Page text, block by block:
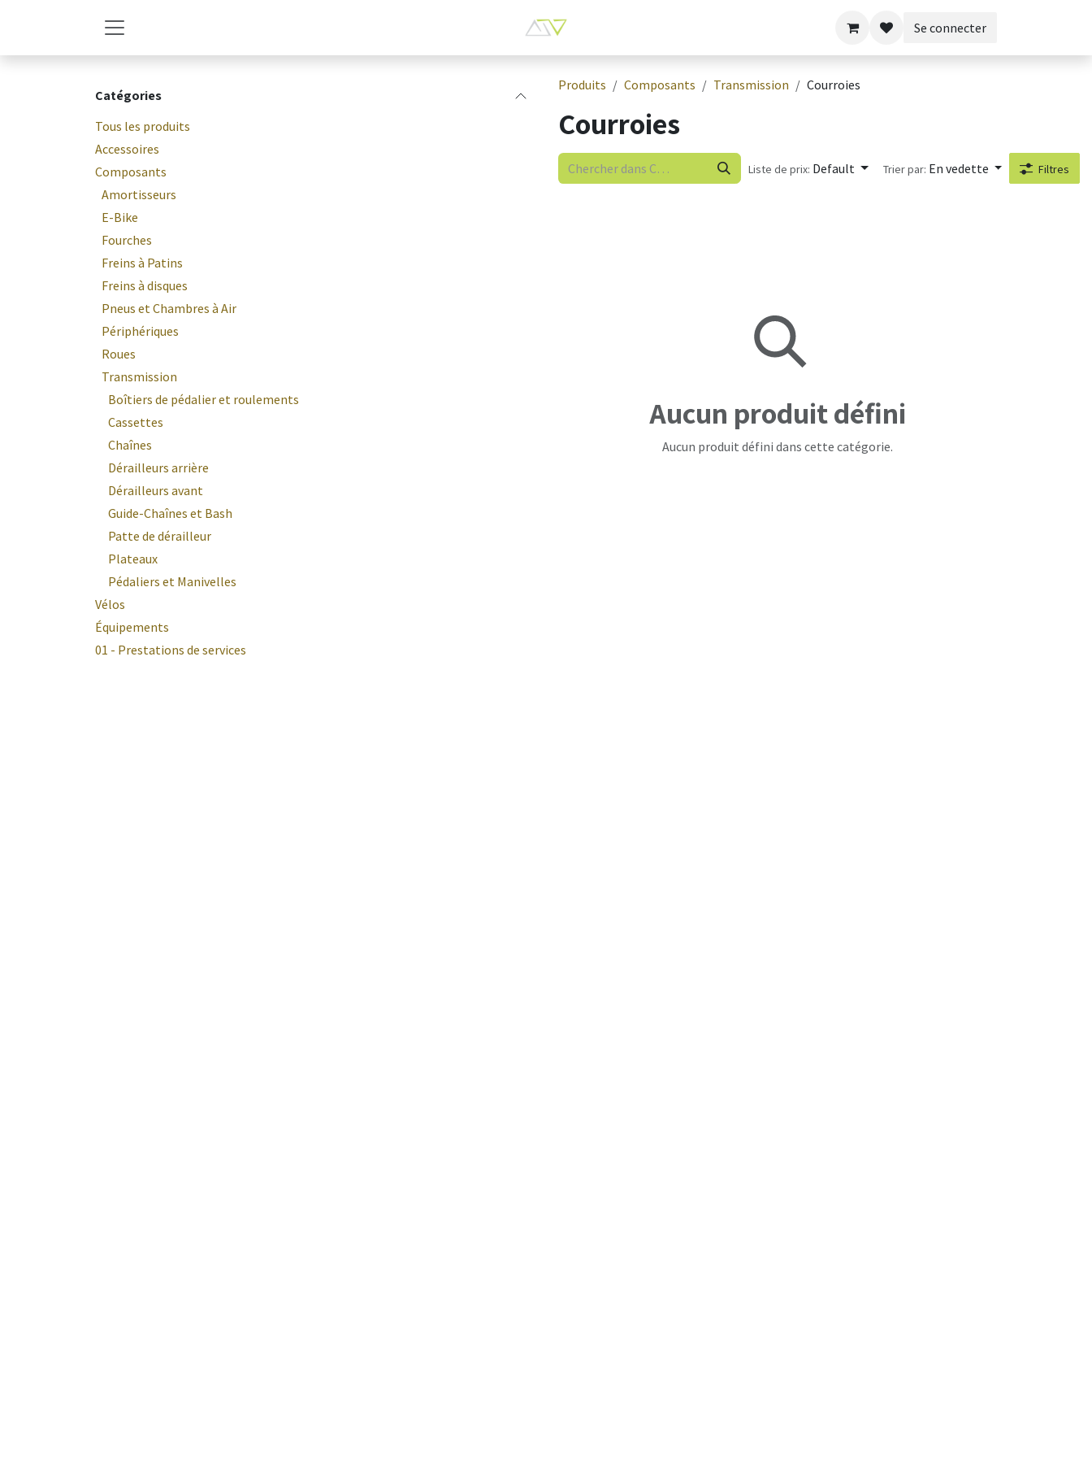
Se connecter
Catégories
Tous les produits
Accessoires
Composants
Amortisseurs
E-Bike
Fourches
Freins à Patins
Freins à disques
Pneus et Chambres à Air
Périphériques
Roues
Transmission
Boîtiers de pédalier et roulements
Cassettes
Chaînes
Dérailleurs arrière
Dérailleurs avant
Guide-Chaînes et Bash
Patte de dérailleur
Plateaux
Pédaliers et Manivelles
Vélos
Équipements
01 - Prestations de services
Produits Composants Transmission Courroies
Courroies
Liste de prix: Default Trier par: En vedette Filtres
Aucun produit défini
Aucun produit défini dans cette catégorie.